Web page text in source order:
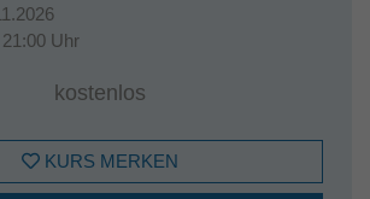
Uhr
kostenlos
KURS MERKEN